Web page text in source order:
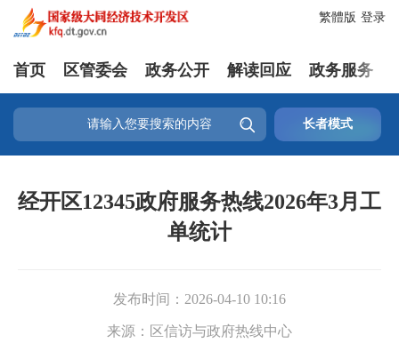
登录
繁體版
首页 区管委会 政务公开 解读回应 政务服务
 长者模式
经开区12345政府服务热线2026年3月工
单统计
发布时间： 2026-04-10 10:16
来源： 区信访与政府热线中心